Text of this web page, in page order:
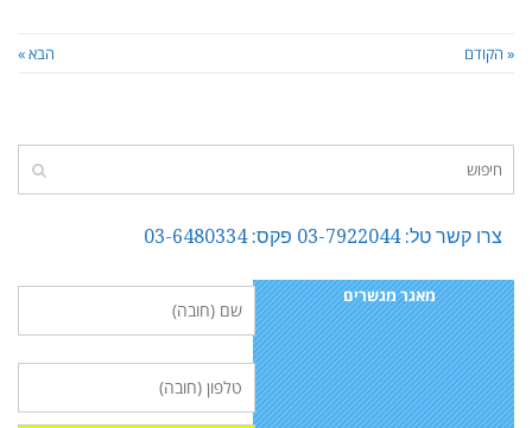
« הקודם הבא »
צרו קשר טל: 03-7922044 פקס: 03-6480334
מאגר מגשרים